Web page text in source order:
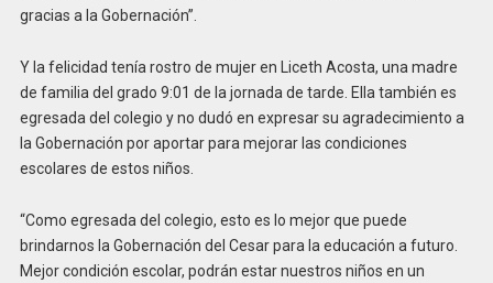
gracias a la Gobernación”.
Y la felicidad tenía rostro de mujer en Liceth Acosta, una madre
de familia del grado 9:01 de la jornada de tarde. Ella también es
egresada del colegio y no dudó en expresar su agradecimiento a
la Gobernación por aportar para mejorar las condiciones
escolares de estos niños.
“Como egresada del colegio, esto es lo mejor que puede
brindarnos la Gobernación del Cesar para la educación a futuro.
Mejor condición escolar, podrán estar nuestros niños en un